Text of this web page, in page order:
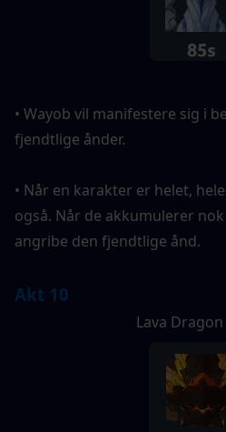
• Wayob vil manifestere sig i
fjendtlige ånder.
• Når en karakter er helet,
også. Når de akkumulerer
angribe den fjendtlige ånd.
Akt 10
Lava